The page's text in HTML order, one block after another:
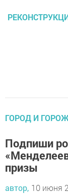
ГОРОД И
Подпиши
призы
автор, 10 июня